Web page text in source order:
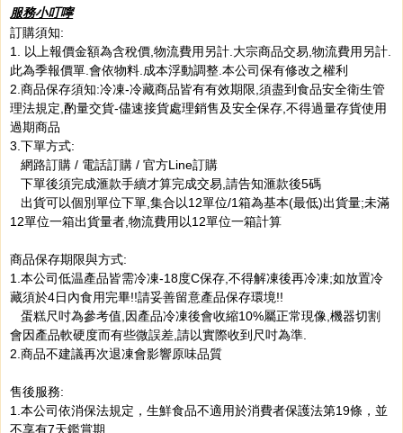
服務小叮嚀
訂購須知:
1. 以上報價金額為含稅價,物流費用另計.大宗商品交易,物流費用另計.
此為季報價單.會依物料.成本浮動調整.本公司保有修改之權利
2.商品保存須知:冷凍-冷藏商品皆有有效期限,須盡到食品安全衛生管
理法規定,酌量交貨-儘速接貨處理銷售及安全保存,不得過量存貨使用
過期商品
3.下單方式:
網路訂購 / 電話訂購 / 官方Line訂購
下單後須完成滙款手續才算完成交易,請告知滙款後5碼
出貨可以個別單位下單,集合以12單位/1箱為基本(最低)出貨量;未滿
12單位一箱出貨量者,物流費用以12單位一箱計算
商品保存期限與方式:
1.本公司低温產品皆需冷凍-18度C保存,不得解凍後再冷凍;如放置冷
藏須於4日內食用完畢!!請妥善留意產品保存環境!!
蛋糕尺吋為參考值,因產品冷凍後會收縮10%屬正常現像,機器切割
會因產品軟硬度而有些微誤差,請以實際收到尺吋為準.
2.商品不建議再次退凍會影響原味品質
售後服務:
1.本公司依消保法規定，生鮮食品不適用於消費者保護法第19條，並
不享有7天鑑賞期